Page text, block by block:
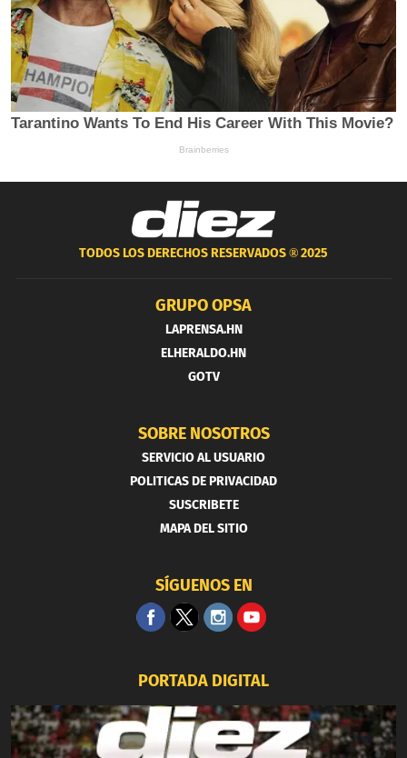
TODOS LOS DERECHOS RESERVADOS ®2025
GRUPO OPSA
LAPRENSA.HN
ELHERALDO.HN
GOTV
SOBRE NOSOTROS
SERVICIO AL USUARIO
POLITICAS DE PRIVACIDAD
SUSCRIBETE
MAPA DEL SITIO
SÍGUENOS EN
PORTADA DIGITAL